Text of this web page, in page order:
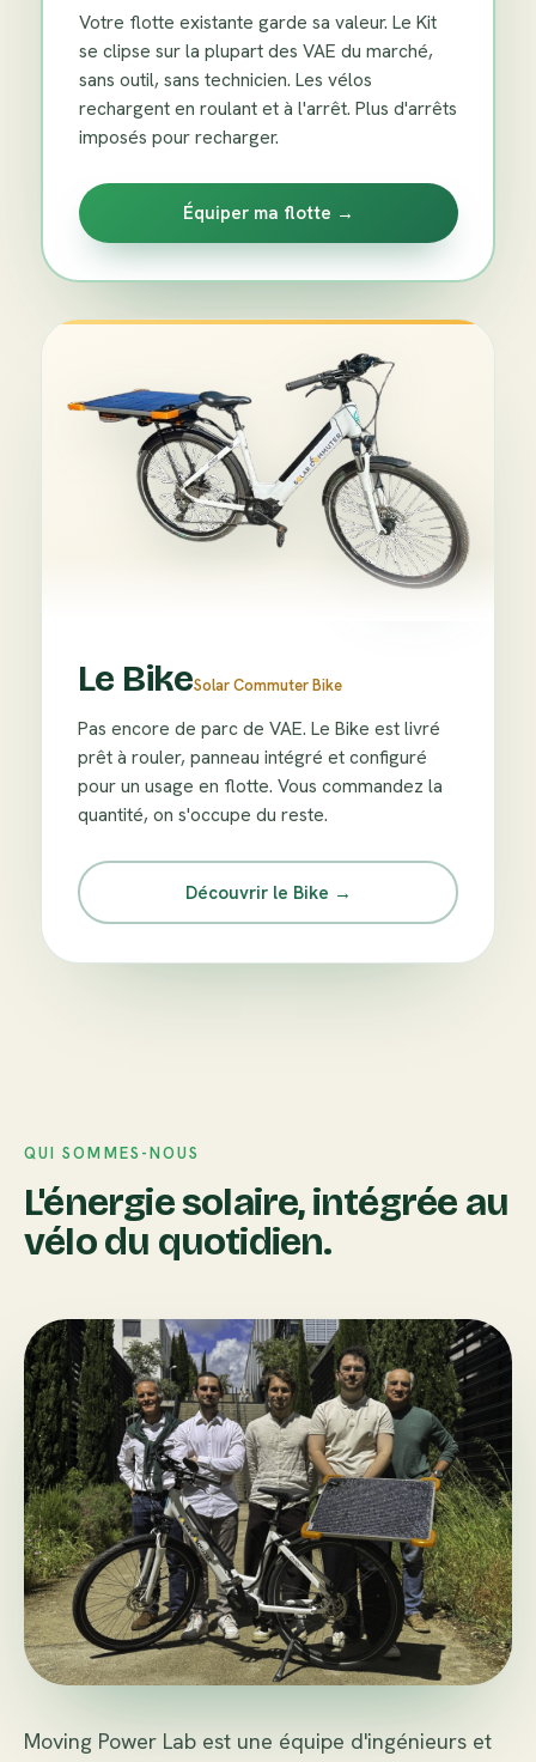
Votre flotte existante garde sa valeur. Le Kit
se clipse sur la plupart des VAE du marché,
sans outil, sans technicien. Les vélos
rechargent en roulant et à l'arrêt. Plus d'arrêts
imposés pour recharger.
Équiper ma flotte →
Le BikeSolar Commuter Bike
Pas encore de parc de VAE. Le Bike est livré
prêt à rouler, panneau intégré et configuré
pour un usage en flotte. Vous commandez la
quantité, on s'occupe du reste.
Découvrir le Bike →
QUI SOMMES-NOUS
L'énergie solaire, intégrée au
vélo du quotidien.
Moving Power Lab est une équipe d'ingénieurs et